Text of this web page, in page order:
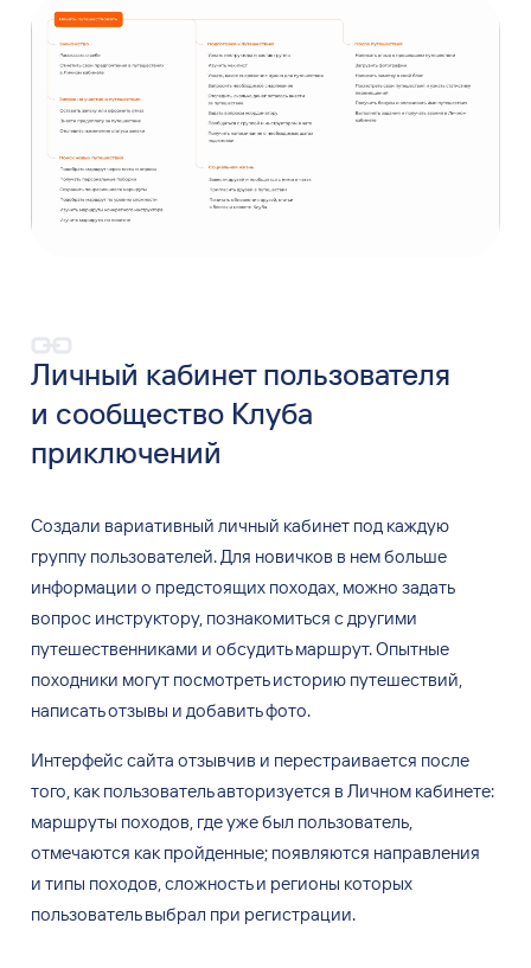
Личный кабинет пользователя
и сообщество Клуба
приключений
Создали вариативный личный кабинет под каждую
группу пользователей. Для новичков в нембольше
информации о предстоящих походах, можно задать
вопрос инструктору, познакомиться сдругими
путешественниками и обсудить маршрут. Опытные
походники могут посмотреть историю путешествий,
написать отзывы и добавить фото.
Интерфейс сайта отзывчив и перестраивается после
того, как пользователь авторизуется в Личном кабинете:
маршруты походов, гдеужебыл пользователь,
отмечаются как пройденные; появляются направления
и типы походов, сложность и регионы которых
пользователь выбрал при регистрации.